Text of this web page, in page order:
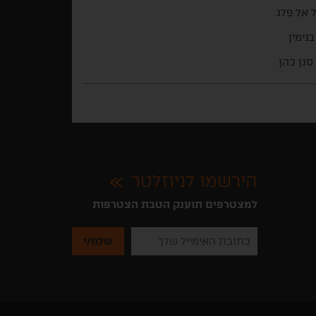
אל פלג
כהן
הירשמו לניוזלטר
למצטרפים תוענק הטבת הצטרפות
להזין
את